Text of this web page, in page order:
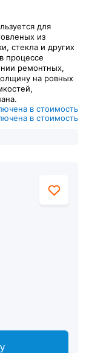
для
из
стекла и других
процессе
ремонтных,
на ровных
в стоимость
в стоимость